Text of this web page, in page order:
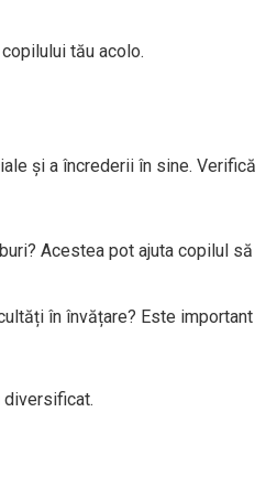
tău acolo.
și a încrederii în sine. Verifică
Acestea pot ajuta copilul să
în învățare? Este important
diversificat.